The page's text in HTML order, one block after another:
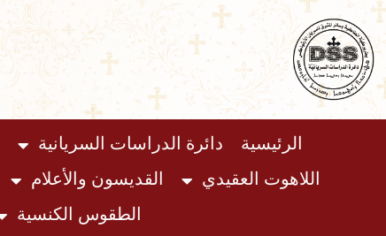
تخطي
إلى
المحتوى
الرئيسية دائرة الدراسات السريانية
اللاهوت العقيدي
القديسون والأعلام
الطقوس الكنسية